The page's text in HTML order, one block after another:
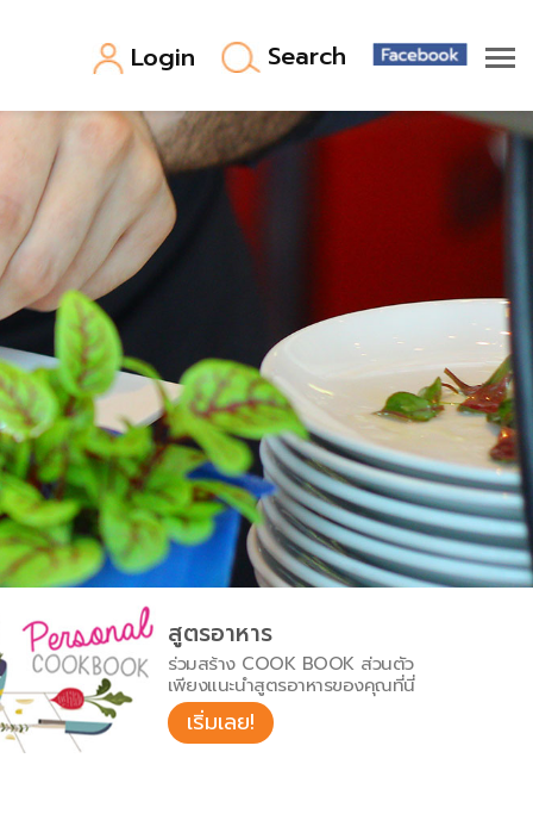
Login Search
สูตรอาหาร
ร่วมสร้าง COOK BOOK ส่วนตัว
เพียงแนะนำสูตรอาหารของคุณที่นี่
เริ่มเลย!